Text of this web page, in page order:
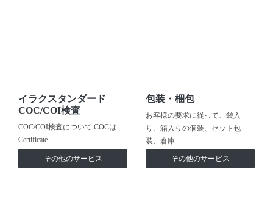
イラクスタンダード
COC/COI検査
COC/COI検査について COCは
Certificate …
その他のサービス
包装・梱包
お客様の要求に従って、袋入
り、箱入りの個装、セット包
装、倉庫…
その他のサービス